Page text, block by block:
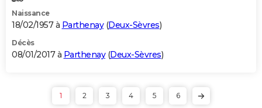
Naissance
18/02/1957 à Parthenay(Deux-Sèvres)
Décès
08/01/2017 à Parthenay(Deux-Sèvres)
1 2 3 4 5 6